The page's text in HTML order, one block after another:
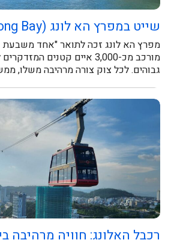
שייט במפרץ הא לונג (Ha Long Bay)
מפרץ הא לונג זכה לתואר "אחד
מורכב מכ-3,000 איים קטנים
גבוהים. לכל צוק צורה מרהיבה משלו,
רכבל האלונג: חוויה מרהיבה